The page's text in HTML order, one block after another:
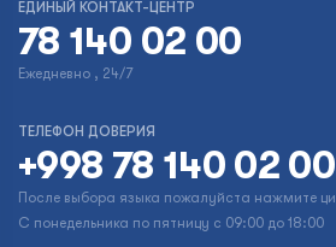
ЕДИНЫЙ КОНТАКТ-ЦЕНТР
78 140 02 00
Ежедневно , 24/7
ТЕЛЕФОН ДОВЕРИЯ
+998 78 140 02 00
После выбора языка пожалуйста нажмите
С понедельника по пятницу с 09:00 до 18:00